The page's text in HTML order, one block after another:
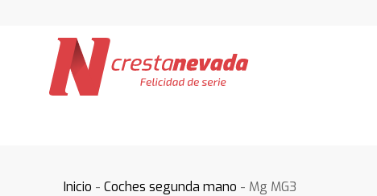
Inicio -Coches segunda mano - Mg MG3